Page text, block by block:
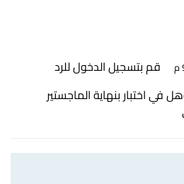
قم بتسجيل الدخول للرد
في اختبار بنهاية الماجستير